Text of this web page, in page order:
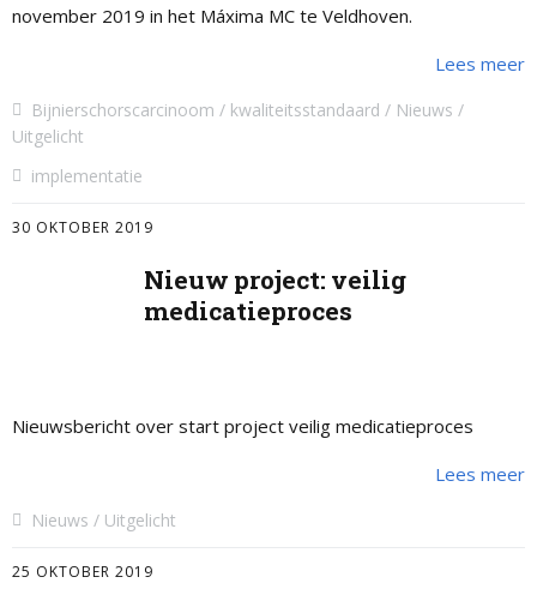
november 2019 in het Máxima MC te Veldhoven.
Lees meer
Bijnierschorscarcinoom kwaliteitsstandaard
Nieuws
Uitgelicht
implementatie
30 OKTOBER 2019
Nieuw project: veilig
medicatieproces
Nieuwsbericht over start project veilig medicatieproces
Lees meer
Nieuws Uitgelicht
25 OKTOBER 2019